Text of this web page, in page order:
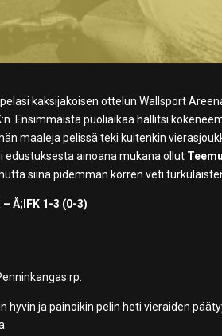
kaksijakoisen ottelun Wallsport
Ensimmäistä puoliaikaa hallitsi
maaleja pelissä teki kuitenkin
edustuksesta ainoana mukana ollut
siinä pidemmän korren veti
Å;IFK 1-3 (0-3)
rp.
hyvin ja painoikin pelin heti vieraiden